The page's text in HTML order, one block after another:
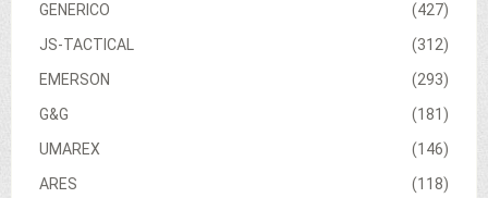
(427)
GENERICO
(312)
JS-TACTICAL
(293)
EMERSON
(181)
G&G
(146)
UMAREX
(118)
ARES